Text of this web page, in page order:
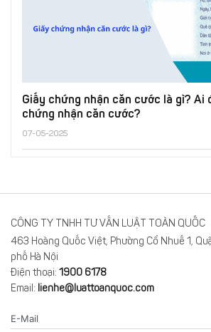
Giấy chứng nhận căn cước là gì? Ai
chứng nhận căn cước?
07-05-2025
CÔNG TY TNHH TƯ VẤN LUẬT TOÀN QUỐC
463 Hoàng Quốc Việt, Phường Cổ Nhuế 1,
phố Hà Nội
Điện thoại: 1900 6178
Email: lienhe@luattoanquoc.com